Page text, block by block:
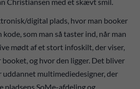
digital plads, hvor man booker
kode, som man så taster ind, når man
mødt af et stort infoskilt, der viser,
og hvor den ligger. Det bliver
uddannet multimediedesigner, der
pladsens SoMe-afdeling og